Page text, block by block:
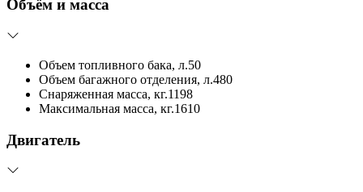
Объём и масса
Объем топливного бака, л.50
Объем багажного отделения, л.480
Снаряженная масса, кг.1198
Максимальная масса, кг.1610
Двигатель